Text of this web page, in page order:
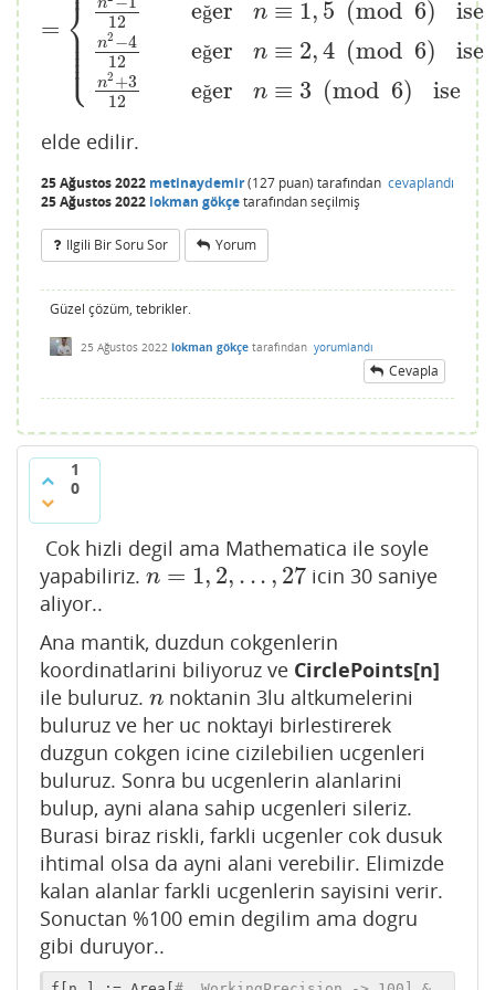
=
⎩
⎨
⎪
⎪⎪⎪⎪
n
12
n2 −4
12
n2 +3
12
eğer n ≡ 1, 5 (mod 6)
ise
eğer n ≡ 2,4 (mod 6)
ise
eğer n ≡ 3 (mod 6) ise
elde edilir.
25 Ağustos 2022 metinaydemir(127 puan) tarafından cevaplandı
25 Ağustos 2022 lokman gökçetarafındanseçilmiş
Ilgili Bir Soru Sor Yorum
Güzel çözüm, tebrikler.
25 Ağustos 2022 lokman gökçe tarafından yorumlandı
Cevapla
1
0
Cok hizli degil ama Mathematica ile soyle
yapabiliriz. n = 1, 2, . .. , 27
n=1, 2,.. ,27
icin 30 saniye
aliyor..
Ana mantik, duzdun cokgenlerin
koordinatlarini biliyoruz ve CirclePoints[n]
ile buluruz. n
nnoktanin 3lu altkumelerini
buluruz ve her uc noktayi birlestirerek
duzgun cokgen icine cizilebilien ucgenleri
buluruz. Sonra bu ucgenlerin alanlarini
bulup, ayni alana sahip ucgenleri sileriz.
Burasi biraz riskli, farkli ucgenler cok dusuk
ihtimal olsa da ayni alani verebilir. Elimizde
kalan alanlar farkli ucgenlerin sayisini verir.
Sonuctan %100 emin degilim ama dogru
gibi duruyor..